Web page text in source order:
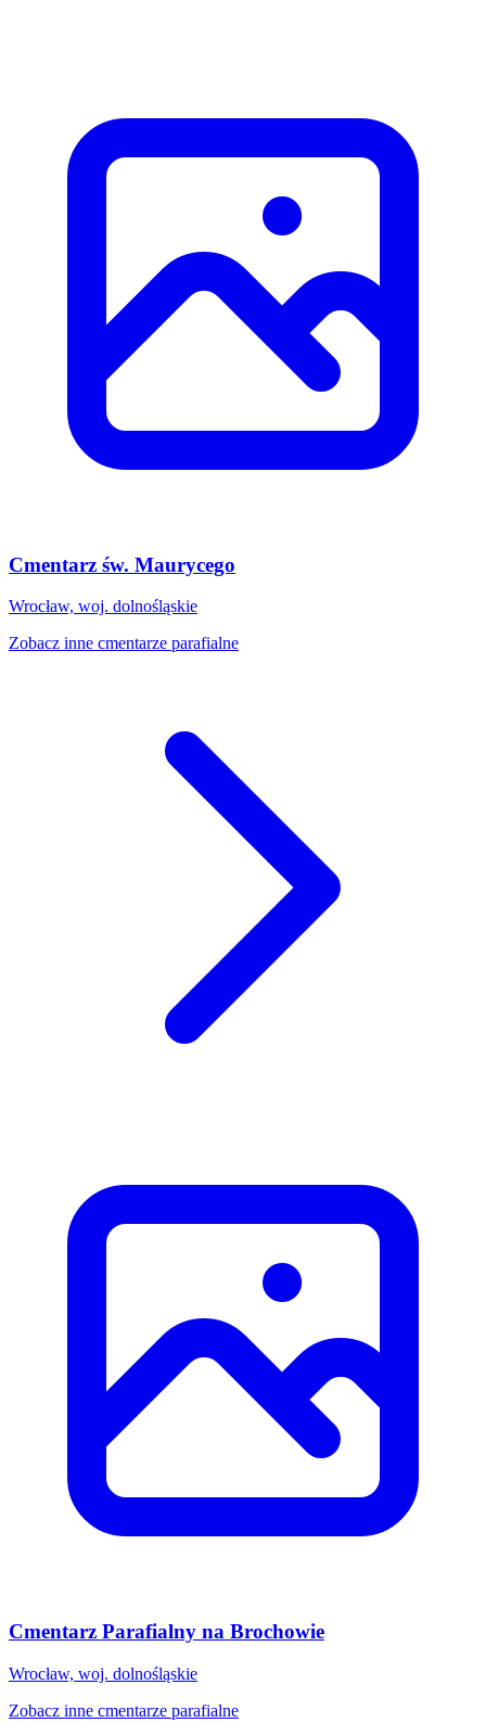
Cmentarz św. Maurycego
Wrocław, woj. dolnośląskie
Zobacz inne cmentarze parafialne
Cmentarz Parafialny na Brochowie
Wrocław, woj. dolnośląskie
Zobacz inne cmentarze parafialne